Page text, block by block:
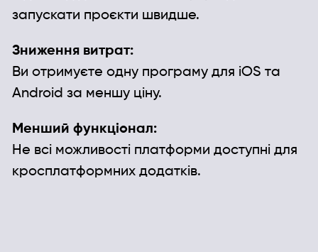
запускати проєкти швидше.
Зниження витрат:
Ви отримуєте одну програму для iOS та
Android за меншу ціну.
Менший функціонал:
Не всі можливості платформи доступні для
кросплатформних додатків.